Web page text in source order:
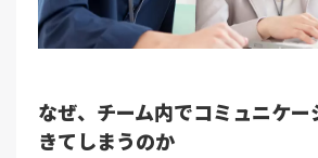
なぜ、チーム内でコミュニケ
きてしまうのか